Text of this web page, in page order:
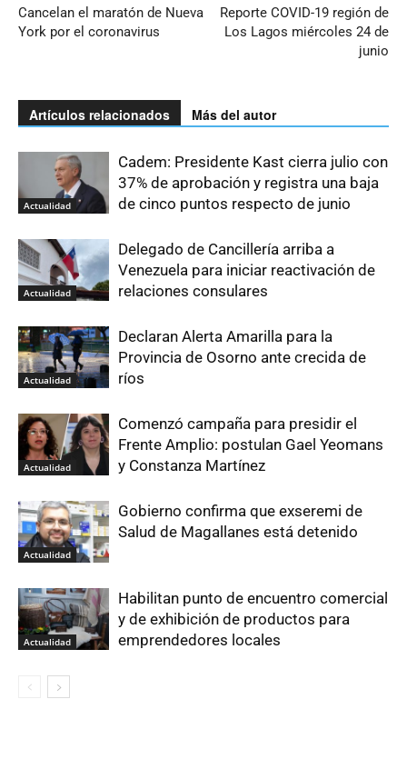
Cancelan el maratón de Nueva
York por el coronavirus
Reporte COVID-19 región de
Los Lagos miércoles 24 de
junio
Artículos relacionados Más del autor
Actualidad
Cadem: Presidente Kast cierra julio con
37% de aprobación y registra una baja
de cinco puntos respecto de junio
Actualidad
Delegado de Cancillería arriba a
Venezuela para iniciar reactivación de
relaciones consulares
Actualidad
Declaran Alerta Amarilla para la
Provincia de Osorno ante crecida de
ríos
Actualidad
Comenzó campaña para presidir el
Frente Amplio: postulan Gael Yeomans
y Constanza Martínez
Actualidad
Gobierno confirma que exseremi de
Salud de Magallanes está detenido
Actualidad
Habilitan punto de encuentro comercial
y de exhibición de productos para
emprendedores locales